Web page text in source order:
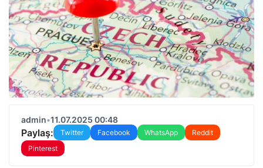
admin•11.07.2025 00:48
Paylaş: Twitter Facebook WhatsApp
Reddit
Pinterest